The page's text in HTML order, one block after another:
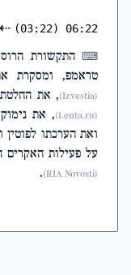
06:22
(03:22)
⇠
⌨ התקשורת
טראמפ, ומסקרת
(Izvestia) , את
(Lenta.ru) , את
ואת הערכתו לפוטין
על פעילות האקרים
(RIA Novosti)
.